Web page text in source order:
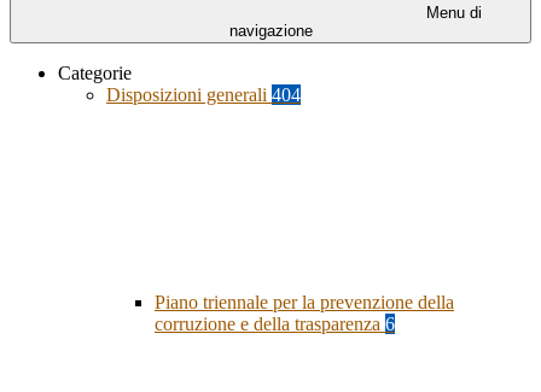
Menu di
navigazione
Categorie
Disposizioni generali 404
Piano triennale per la prevenzione della
corruzione e della trasparenza 6